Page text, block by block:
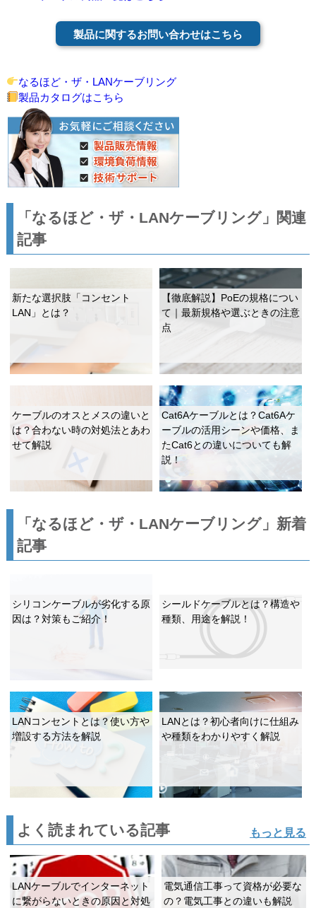
製品に関するお問い合わせはこちら
なるほど・ザ・LANケーブリング
製品カタログはこちら
「なるほど・ザ・LANケーブリング」関連
記事
新たな選択肢「コンセント
LAN」とは？
【徹底解説】PoEの規格につい
て｜最新規格や選ぶときの注意
点
ケーブルのオスとメスの違いと
は？合わない時の対処法とあわ
せて解説
Cat6Aケーブルとは？Cat6Aケ
ーブルの活用シーンや価格、ま
たCat6との違いについても解
説！
「なるほど・ザ・LANケーブリング」新着
記事
シリコンケーブルが劣化する原
因は？対策もご紹介！
シールドケーブルとは？構造や
種類、用途を解説！
LANコンセントとは？使い方や
増設する方法を解説
LANとは？初心者向けに仕組み
や種類をわかりやすく解説
よく読まれている記事 もっと見る
LANケーブルでインターネット
に繋がらないときの原因と対処
電気通信工事って資格が必要な
の？電気工事との違いも解説